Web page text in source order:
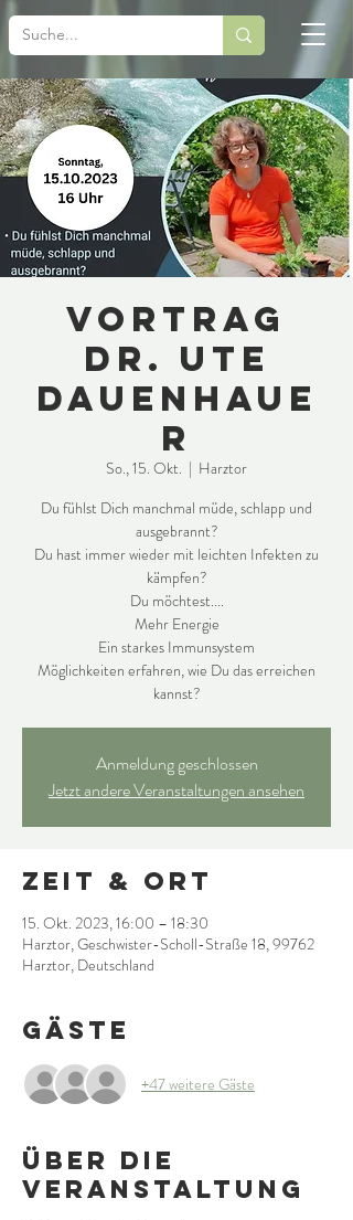
Vortrag
Dr. Ute
Dauenhaue
r
So., 15. Okt.
  |
Harztor
Du fühlst Dich manchmal müde, schlapp und
ausgebrannt?
Du hast immer wieder mit leichten Infekten zu
kämpfen?
Du möchtest....
Mehr Energie
Ein starkes Immunsystem
Möglichkeiten erfahren, wie Du das erreichen
kannst?
Anmeldung geschlossen
Jetzt andere Veranstaltungen ansehen
Zeit & Ort
15. Okt. 2023, 16:00 – 18:30
Harztor, Geschwister-Scholl-Straße 18, 99762
Harztor, Deutschland
Gäste
+47 weitere Gäste
Über die
Veranstaltung